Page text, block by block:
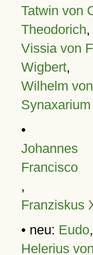
Tatwin von
Theodorich,
Vissia von
Wigbert,
Wilhelm
Synaxarium
•
Francisco
,
Franziskus
• neu: Eudo,
Helerius